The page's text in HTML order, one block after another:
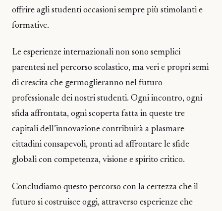
offrire agli studenti occasioni sempre più stimolanti e
formative.
Le esperienze internazionali non sono semplici
parentesi nel percorso scolastico, ma veri e propri semi
di crescita che germoglieranno nel futuro
professionale dei nostri studenti. Ogni incontro, ogni
sfida affrontata, ogni scoperta fatta in queste tre
capitali dell’innovazione contribuirà a plasmare
cittadini consapevoli, pronti ad affrontare le sfide
globali con competenza, visione e spirito critico.
Concludiamo questo percorso con la certezza che il
futuro si costruisce oggi, attraverso esperienze che